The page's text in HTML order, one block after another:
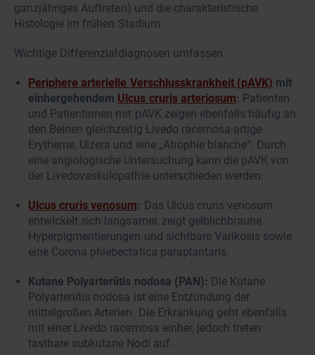
ganzjähriges Auftreten) und die charakteristische
Histologie im frühen Stadium.
Wichtige Differenzialdiagnosen umfassen:
Periphere arterielle Verschlusskrankheit (pAVK) mit
einhergehendem Ulcus cruris arteriosum: Patienten
und Patientinnen mit pAVK zeigen ebenfalls häufig an
den Beinen gleichzeitig Livedo racemosa-artige
Erytheme, Ulzera und eine „Atrophie blanche“. Durch
eine angiologische Untersuchung kann die pAVK von
der Livedovaskulopathie unterschieden werden.
Ulcus cruris venosum: Das Ulcus cruris venosum
entwickelt sich langsamer, zeigt gelblichbraune
Hyperpigmentierungen und sichtbare Varikosis sowie
eine Corona phlebectatica paraplantaris.
Kutane Polyarteriitis nodosa (PAN): Die Kutane
Polyarteriitis nodosa ist eine Entzündung der
mittelgroßen Arterien. Die Erkrankung geht ebenfalls
mit einer Livedo racemosa einher, jedoch treten
tastbare subkutane Nodi auf.